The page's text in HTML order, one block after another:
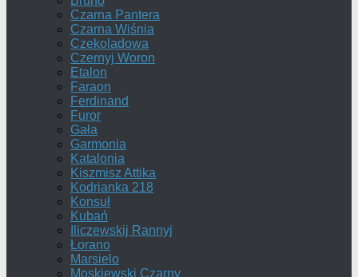
Czarna Pantera
Czarna Wiśnia
Czekoladowa
Czernyj Woron
Etalon
Faraon
Ferdinand
Furor
Gała
Garmonia
Katalonia
Kiszmisz Attika
Kodrianka 218
Konsuł
Kubań
Iliczewskij Rannyj
Łorano
Marsielo
Moskiewski Czarny